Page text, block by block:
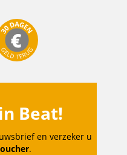
Beat!
en verzeker u
.